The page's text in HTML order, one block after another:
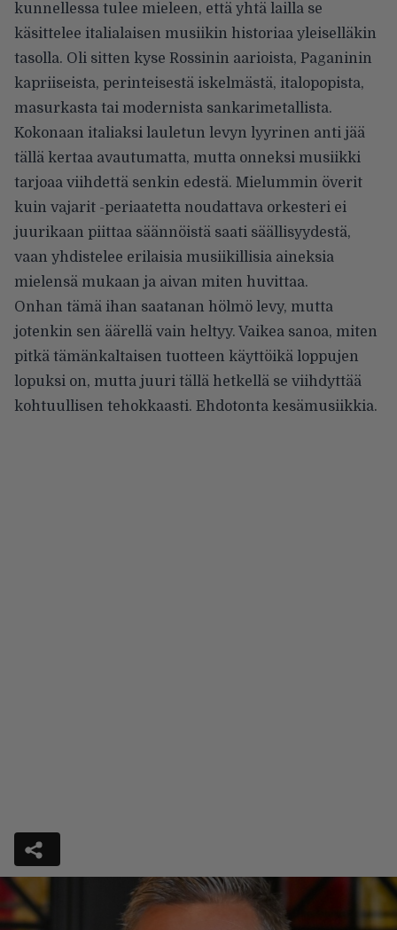
kunnellessa tulee mieleen, että yhtä lailla se
käsittelee italialaisen musiikin historiaa yleiselläkin
tasolla. Oli sitten kyse Rossinin aarioista, Paganinin
kapriiseista, perinteisestä iskelmästä, italopopista,
masurkasta tai modernista sankarimetallista.
Kokonaan italiaksi lauletun levyn lyyrinen anti jää
tällä kertaa avautumatta, mutta onneksi musiikki
tarjoaa viihdettä senkin edestä. Mielummin överit
kuin vajarit -periaatetta noudattava orkesteri ei
juurikaan piittaa säännöistä saati säällisyydestä,
vaan yhdistelee erilaisia musiikillisia aineksia
mielensä mukaan ja aivan miten huvittaa.
Onhan tämä ihan saatanan hölmö levy, mutta
jotenkin sen äärellä vain heltyy. Vaikea sanoa, miten
pitkä tämänkaltaisen tuotteen käyttöikä loppujen
lopuksi on, mutta juuri tällä hetkellä se viihdyttää
kohtuullisen tehokkaasti. Ehdotonta kesämusiikkia.